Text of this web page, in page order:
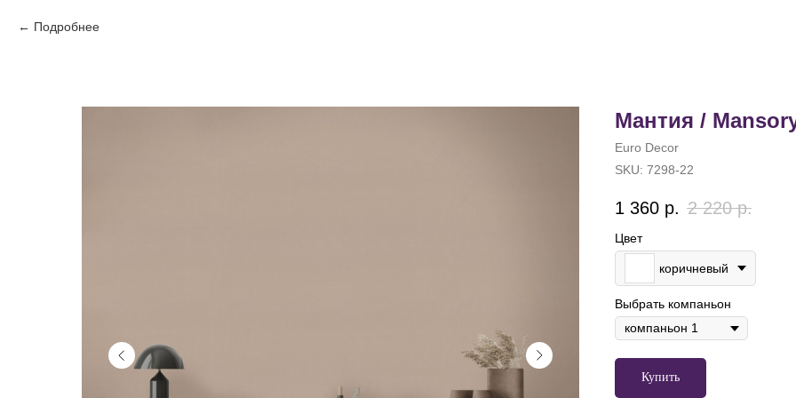
Подробнее
Мантия /
Euro Decor
SKU: 7298-22
1 360 р. 2 220 р.
Цвет
коричневый
Выбрать компаньон
Купить